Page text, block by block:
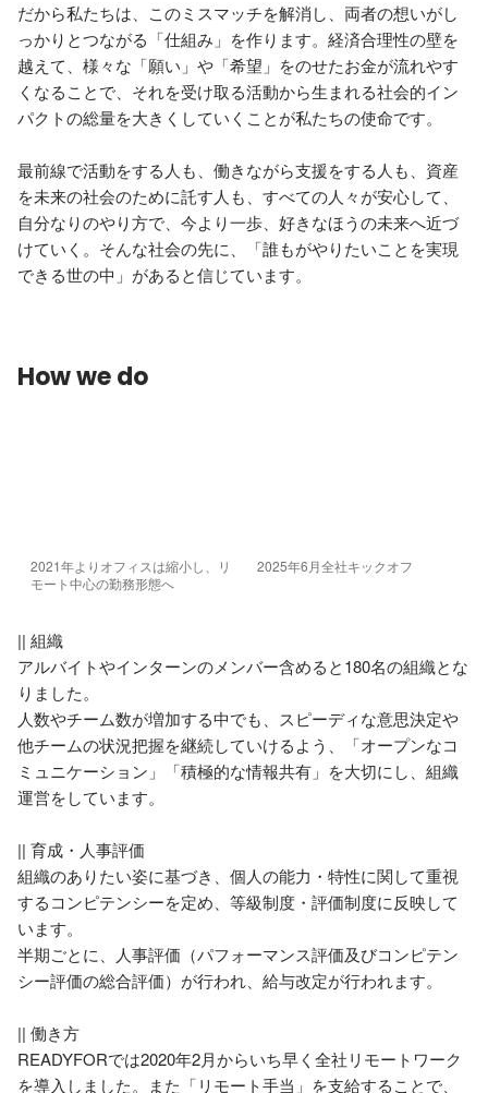
だから私たちは、このミスマッチを解消し、両者の想いがし
っかりとつながる「仕組み」を作ります。経済合理性の壁を
越えて、様々な「願い」や「希望」をのせたお金が流れやす
くなることで、それを受け取る活動から生まれる社会的イン
パクトの総量を大きくしていくことが私たちの使命です。
最前線で活動をする人も、働きながら支援をする人も、資産
を未来の社会のために託す人も、すべての人々が安心して、
自分なりのやり方で、今より一歩、好きなほうの未来へ近づ
けていく。そんな社会の先に、「誰もがやりたいことを実現
できる世の中」があると信じています。
How we do
2021年よりオフィスは縮小し、リ
モート中心の勤務形態へ
2025年6月全社キックオフ
|| 組織
アルバイトやインターンのメンバー含めると180名の組織とな
りました。
人数やチーム数が増加する中でも、スピーディな意思決定や
他チームの状況把握を継続していけるよう、「オープンなコ
ミュニケーション」「積極的な情報共有」を大切にし、組織
運営をしています。
|| 育成・人事評価
組織のありたい姿に基づき、個人の能力・特性に関して重視
するコンピテンシーを定め、等級制度・評価制度に反映して
います。
半期ごとに、人事評価（パフォーマンス評価及びコンピテン
シー評価の総合評価）が行われ、給与改定が行われます。
|| 働き方
READYFORでは2020年2月からいち早く全社リモートワーク
を導入しました。また「リモート手当」を支給することで、